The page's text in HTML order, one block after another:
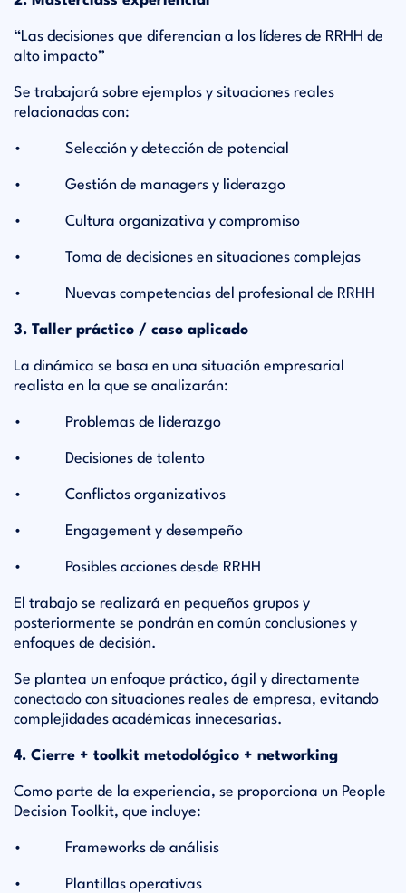
“Las decisiones que diferencian a los líderes de RRHH de
alto impacto”
Se trabajará sobre ejemplos y situaciones reales
relacionadas con:
• Selección y detección de potencial
• Gestión de managers y liderazgo
• Cultura organizativa y compromiso
• Toma de decisiones en situaciones complejas
• Nuevas competencias del profesional de RRHH
3. Taller práctico / caso aplicado
La dinámica se basa en una situación empresarial
realista en la que se analizarán:
• Problemas de liderazgo
• Decisiones de talento
• Conflictos organizativos
• Engagement y desempeño
• Posibles acciones desde RRHH
El trabajo se realizará en pequeños grupos y
posteriormente se pondrán en común conclusiones y
enfoques de decisión.
Se plantea un enfoque práctico, ágil y directamente
conectado con situaciones reales de empresa, evitando
complejidades académicas innecesarias.
4. Cierre + toolkit metodológico + networking
Como parte de la experiencia, se proporciona un People
Decision Toolkit, que incluye:
• Frameworks de análisis
• Plantillas operativas